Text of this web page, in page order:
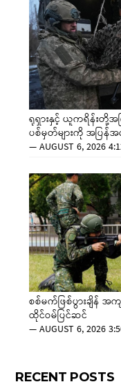
ရုရှားနှင့် ယူကရိန်းတို့အ
ပစ်မှတ်များကို အပြ
—AUGUST 6, 2026
စစ်မက်ဖြစ်ပွားချိန်
ထိုင်ဝမ်ပြင်ဆင်
—AUGUST 6, 2026
RECENT POSTS